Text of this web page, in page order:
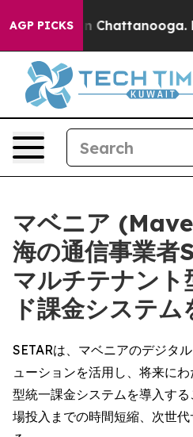
AGP PICKS
Chaos in Chattanooga.
マベニア
海の通信事業者
マルチテナント
ド課金システム
SETARは、マベニアのデジタ
ューションを活用し、将来に
型統一課金システムを導入す
場投入までの時間短縮、次世